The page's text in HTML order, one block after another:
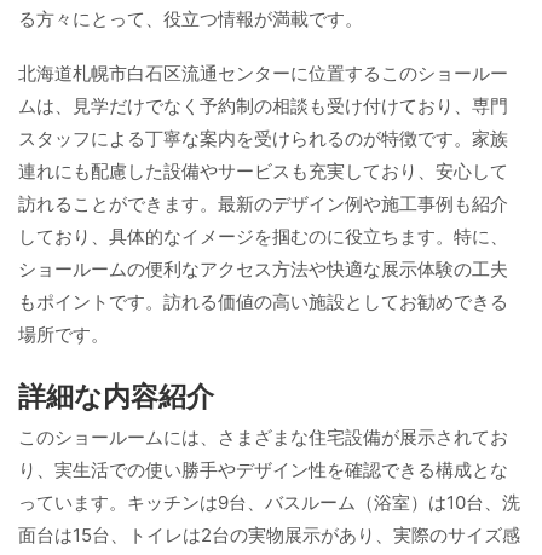
る方々にとって、役立つ情報が満載です。
北海道札幌市白石区流通センターに位置するこのショールー
ムは、見学だけでなく予約制の相談も受け付けており、専門
スタッフによる丁寧な案内を受けられるのが特徴です。家族
連れにも配慮した設備やサービスも充実しており、安心して
訪れることができます。最新のデザイン例や施工事例も紹介
しており、具体的なイメージを掴むのに役立ちます。特に、
ショールームの便利なアクセス方法や快適な展示体験の工夫
もポイントです。訪れる価値の高い施設としてお勧めできる
場所です。
詳細な内容紹介
このショールームには、さまざまな住宅設備が展示されてお
り、実生活での使い勝手やデザイン性を確認できる構成とな
っています。キッチンは9台、バスルーム（浴室）は10台、洗
面台は15台、トイレは2台の実物展示があり、実際のサイズ感